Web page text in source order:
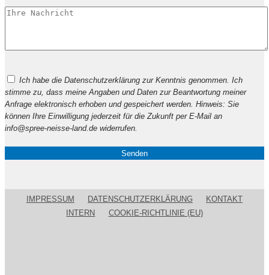
lasse
dieses
Feld
leer.
Ich habe die Datenschutzerklärung zur Kenntnis genommen. Ich
stimme zu, dass meine Angaben und Daten zur Beantwortung meiner
Anfrage elektronisch erhoben und gespeichert werden. Hinweis: Sie
können Ihre Einwilligung jederzeit für die Zukunft per E-Mail an
info@spree-neisse-land.de widerrufen.
IMPRESSUM DATENSCHUTZERKLÄRUNG
KONTAKT
INTERN
COOKIE-RICHTLINIE (EU)